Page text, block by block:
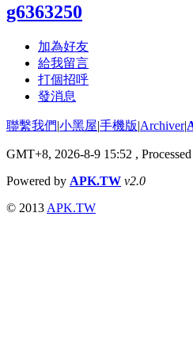
g6363250
加為好友
給我留言
打個招呼
發消息
聯繫我們|小黑屋|手機版|Archiver|
GMT+8, 2026-8-9 15:52 ,
Powered by APK.TW v2.0
© 2013 APK.TW